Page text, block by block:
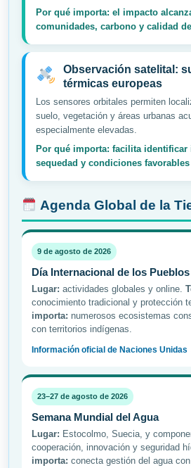
Por qué importa: el impacto
comunidades, carbono y calidad
Observación satelital:
térmicas europeas
Los sensores orbitales permiten
suelo, vegetación y áreas urbanas
especialmente elevadas.
Por qué importa: facilita identificar
sequedad y condiciones
Agenda Global de la
9 de agosto de 2026
Día Internacional de los
Lugar: actividades globales y online.
conocimiento tradicional y protección
importa: numerosos ecosistemas
con territorios indígenas.
Información oficial de Naciones Unidas
23–27 de agosto de 2026
Semana Mundial del Agua
Lugar: Estocolmo, Suecia, y
cooperación, innovación y seguridad
importa: conecta gestión del agua